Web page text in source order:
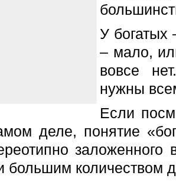
У богатых
– мало,
вовсе
нужны
Если
деле, понятие
большим количеством